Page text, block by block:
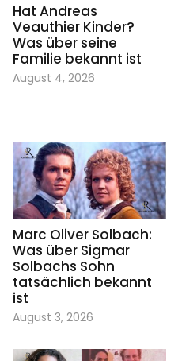
Hat Andreas
Veauthier Kinder?
Was über seine
Familie bekannt ist
August 4, 2026
Marc Oliver Solbach:
Was über Sigmar
Solbachs Sohn
tatsächlich bekannt
ist
August 3, 2026